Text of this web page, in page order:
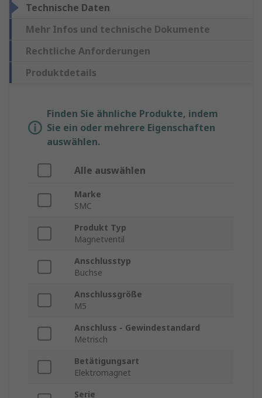
Technische Daten
Mehr Infos und technische Dokumente
Rechtliche Anforderungen
Produktdetails
Finden Sie ähnliche Produkte, indem
Sie ein oder mehrere Eigenschaften
auswählen.
Alle auswählen
Marke
SMC
Produkt Typ
Magnetventil
Anschlusstyp
Buchse
Anschlussgröße
M5
Anschluss - Gewindestandard
Metrisch
Betätigungsart
Elektromagnet
Serie